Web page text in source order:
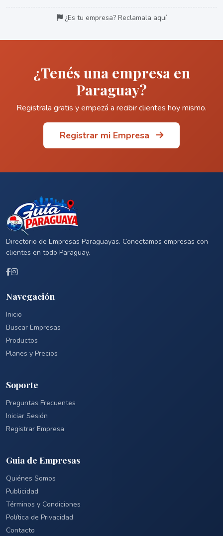
¿Es tu empresa? Reclamala aquí
¿Tenés una empresa en
Paraguay?
Registrala gratis y empezá a recibir clientes hoy mismo.
Registrar mi Empresa
Directorio de Empresas Paraguayas. Conectamos empresas con
clientes en todo Paraguay.
Navegación
Inicio
Buscar Empresas
Productos
Planes y Precios
Soporte
Preguntas Frecuentes
Iniciar Sesión
Registrar Empresa
Guia de Empresas
Quiénes Somos
Publicidad
Términos y Condiciones
Política de Privacidad
Contacto